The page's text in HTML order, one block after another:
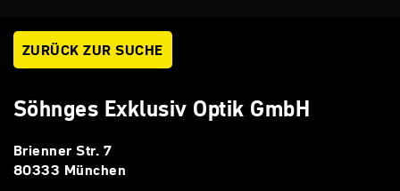
ZURÜCK ZUR SUCHE
Söhnges Exklusiv Optik GmbH
Brienner Str. 7
80333 München